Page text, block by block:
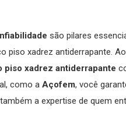
são pilares
piso xadrez antiderrapante.
piso xadrez antiderrapante
como a Açofem, você
a expertise de quem